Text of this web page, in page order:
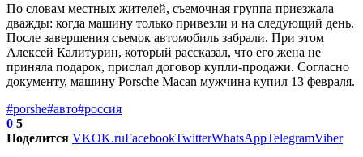
По словам местных жителей, съемочная группа приезжала
дважды: когда машину только привезли и на следующий день.
После завершения съемок автомобиль забрали. При этом
Алексей Калитурин, который рассказал, что его жена не
приняла подарок, прислал договор купли-продажи. Согласно
документу, машину Porsche Macan мужчина купил 13 февраля.
#porshe#авто#россия
0 5
Поделится VKOK.ruFacebookTwitterWhatsAppTelegramViber